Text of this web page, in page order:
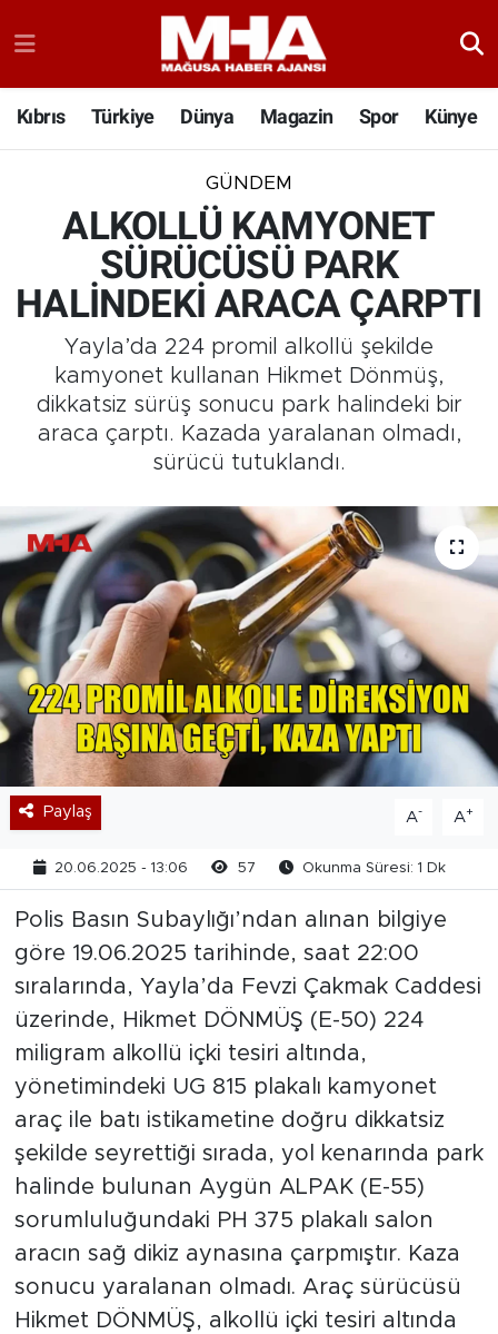
Kıbrıs Türkiye Dünya Magazin Spor Künye
GÜNDEM
ALKOLLÜ KAMYONET
SÜRÜCÜSÜ PARK
HALİNDEKİ ARACA ÇARPTI
Yayla’da 224 promil alkollü şekilde
kamyonet kullanan Hikmet Dönmüş,
dikkatsiz sürüş sonucu park halindeki bir
araca çarptı. Kazada yaralanan olmadı,
sürücü tutuklandı.
Paylaş A- A+
20.06.2025 - 13:06 57 Okunma Süresi: 1 Dk
Polis Basın Subaylığı’ndan alınan bilgiye
göre 19.06.2025 tarihinde, saat 22:00
sıralarında, Yayla’da Fevzi Çakmak Caddesi
üzerinde, Hikmet DÖNMÜŞ (E-50) 224
miligram alkollü içki tesiri altında,
yönetimindeki UG 815 plakalı kamyonet
araç ile batı istikametine doğru dikkatsiz
şekilde seyrettiği sırada, yol kenarında park
halinde bulunan Aygün ALPAK (E-55)
sorumluluğundaki PH 375 plakalı salon
aracın sağ dikiz aynasına çarpmıştır. Kaza
sonucu yaralanan olmadı. Araç sürücüsü
Hikmet DÖNMÜŞ, alkollü içki tesiri altında